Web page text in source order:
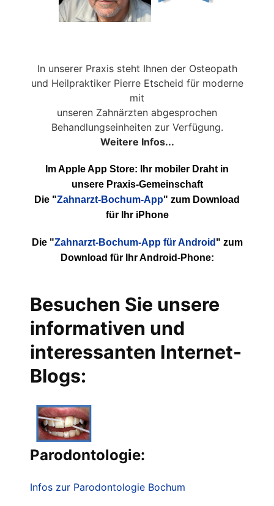
In unserer Praxis steht Ihnen der Osteopath
und Heilpraktiker Pierre Etscheid für moderne
mit
unseren Zahnärzten abgesprochen
Behandlungseinheiten zur Verfügung.
Weitere Infos...
Im Apple App Store: Ihr mobiler Draht in
unsere Praxis-Gemeinschaft
Die "Zahnarzt-Bochum-App" zum Download
für Ihr iPhone
Die "Zahnarzt-Bochum-App für Android " zum
Download für Ihr Android-Phone:
Besuchen Sie unsere
informativen und
interessanten Internet-
Blogs:
Parodontologie:
Infos zur Parodontologie Bochum